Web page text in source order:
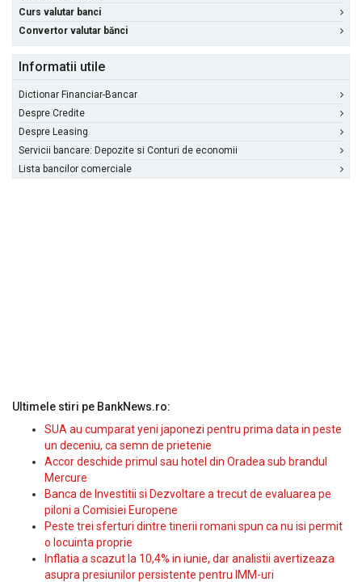
Curs valutar banci
Convertor valutar bănci
Informatii utile
Dictionar Financiar-Bancar
Despre Credite
Despre Leasing
Servicii bancare: Depozite si Conturi de economii
Lista bancilor comerciale
Ultimele stiri pe BankNews.ro:
SUA au cumparat yeni japonezi pentru prima data in peste
un deceniu, ca semn de prietenie
Accor deschide primul sau hotel din Oradea sub brandul
Mercure
Banca de Investitii si Dezvoltare a trecut de evaluarea pe
piloni a Comisiei Europene
Peste trei sferturi dintre tinerii romani spun ca nu isi permit
o locuinta proprie
Inflatia a scazut la 10,4% in iunie, dar analistii avertizeaza
asupra presiunilor persistente pentru IMM-uri